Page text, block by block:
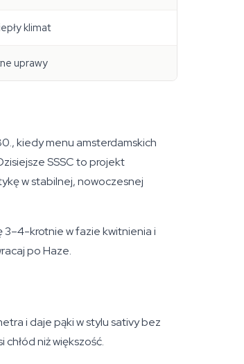
klimat
uprawy
kiedy menu amsterdamskich
SSSC to projekt
w stabilnej, nowoczesnej
3–4-krotnie w fazie kwitnienia i
po Haze.
i daje pąki w stylu sativy bez
niż większość.